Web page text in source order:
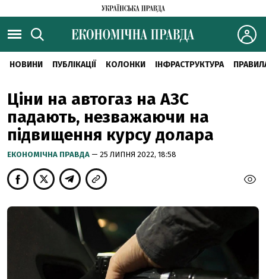
НОВИНИ ПУБЛІКАЦІЇ КОЛОНКИ ІНФРАСТРУКТУРА
Ціни на автогаз на АЗС
падають, незважаючи на
підвищення курсу долара
ЕКОНОМІЧНА ПРАВДА — 25 ЛИПНЯ 2022, 18:58